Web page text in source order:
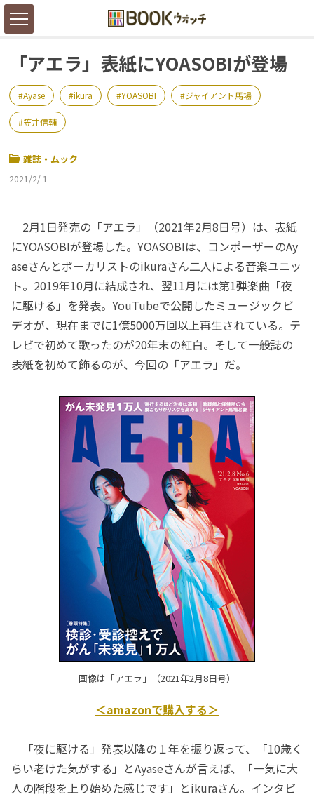
「アエラ」表紙にYOASOBIが登場
Ayase ikura YOASOBI ジャイアント馬場
笠井信輔
雑誌・ムック
2021/2/ 1
2月1日発売の「アエラ」（2021年2月8日号）は、表紙
にYOASOBIが登場した。YOASOBIは、コンポーザーのAy
aseさんとボーカリストのikuraさん二人による音楽ユニッ
ト。2019年10月に結成され、翌11月には第1弾楽曲「夜
に駆ける」を発表。YouTubeで公開したミュージックビ
デオが、現在までに1億5000万回以上再生されている。テ
レビで初めて歌ったのが20年末の紅白。そして一般誌の
表紙を初めて飾るのが、今回の「アエラ」だ。
画像は「アエラ」（2021年2月8日号）
＜amazonで購入する＞
「夜に駆ける」発表以降の１年を振り返って、「10歳く
らい老けた気がする」とAyaseさんが言えば、「一気に大
人の階段を上り始めた感じです」とikuraさん。インタビ